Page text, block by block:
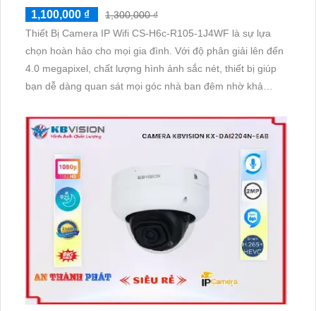
1,100,000 ₫
1,300,000 ₫
Thiết Bị Camera IP Wifi CS-H6c-R105-1J4WF là sự lựa
chọn hoàn hảo cho mọi gia đình. Với độ phân giải lên đến
4.0 megapixel, chất lượng hình ảnh sắc nét, thiết bị giúp
bạn dễ dàng quan sát mọi góc nhà ban đêm nhờ khả
hiện đại, không giảm chất lượng hồng ngoại Smart IR,
thiết bị còn xoay 360 độ, ưu điểm thu âm rõ ràng